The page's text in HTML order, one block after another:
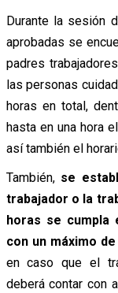
Durante la sesión
aprobadas se
padres
las personas
horas en total,
hasta en una hora
así también el
También, se
trabajador o la
horas se cumpla
con un máximo
en caso que el
deberá contar con